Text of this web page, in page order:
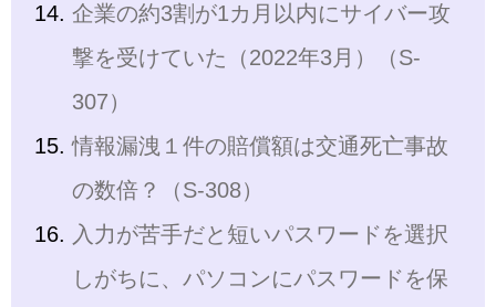
企業の約3割が1カ月以内にサイバー攻
撃を受けていた（2022年3月）（S-
307）
情報漏洩１件の賠償額は交通死亡事故
の数倍？（S-308）
入力が苦手だと短いパスワードを選択
しがちに、パソコンにパスワードを保